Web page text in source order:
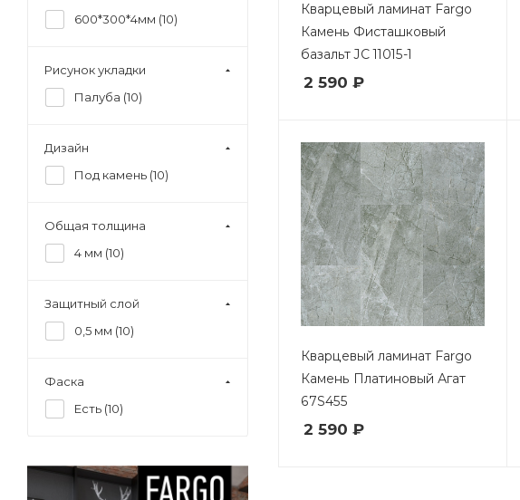
Кварцевый ламинат Fargo
Камень Фисташковый
базальт JC 11015-1
2 590 ₽
Кварцевый ламинат Fargo
Камень Платиновый Агат
67S455
2 590 ₽
600*300*4мм (10)
Рисунок укладки
Палуба (10)
Дизайн
Под камень (10)
Общая толщина
4 мм (10)
Защитный слой
0,5 мм (10)
Фаска
Есть (10)